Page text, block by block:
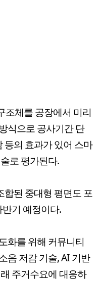
조체를 공장에서 미리
식으로 공사기간 단
등의 효과가 있어 스마
로 평가된다.
합된 중대형 평면도 포
기 예정이다.
화를 위해 커뮤니티
음 저감 기술, AI 기반
주거수요에 대응하